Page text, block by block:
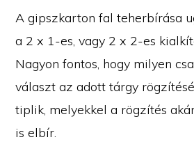
A gipszkarton fal teherbírása
a 2 x 1-es, vagy 2 x 2-es
Nagyon fontos, hogy milyen
választ az adott tárgy
tiplik, melyekkel a rögzítés
is elbír.